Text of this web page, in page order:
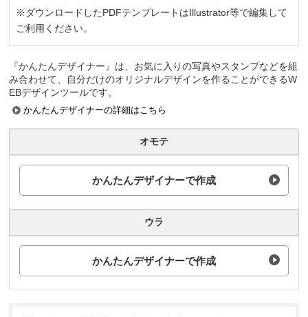
※ダウンロードしたPDFテンプレートはIllustrator等で編集して
ご利用ください。
『かんたんデザイナー』は、お気に入りの写真やスタンプなどを組
み合わせて、自分だけのオリジナルデザインを作ることができるW
EBデザインツールです。
かんたんデザイナーの詳細はこちら
オモテ
かんたんデザイナーで作成
ウラ
かんたんデザイナーで作成